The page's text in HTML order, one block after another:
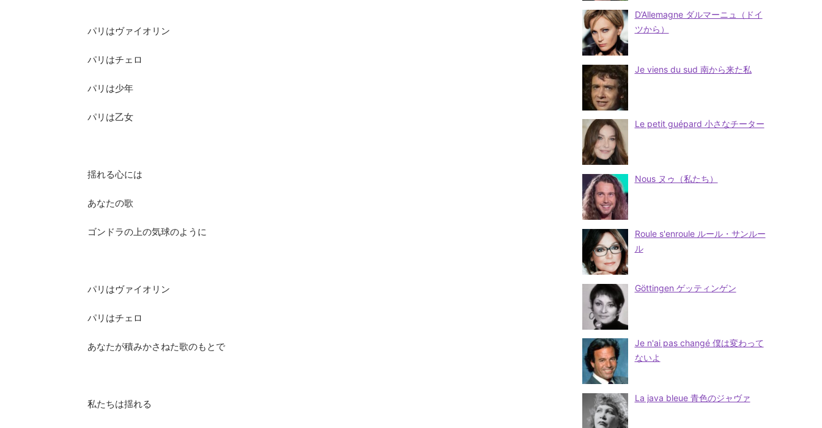
パリはヴァイオリン
パリはチェロ
パリは少年
パリは乙女
揺れる心には
あなたの歌
ゴンドラの上の気球のように
パリはヴァイオリン
パリはチェロ
あなたが積みかさねた歌のもとで
私たちは揺れる
D’Allemagne ダルマーニュ（ドイ
ツから）
Je viens du sud 南から来た私
Le petit guépard 小さなチーター
Nous ヌゥ（私たち）
Roule s'enroule ルール・サンルー
ル
Göttingen ゲッティンゲン
Je n'ai pas changé 僕は変わって
ないよ
La java bleue 青色のジャヴァ